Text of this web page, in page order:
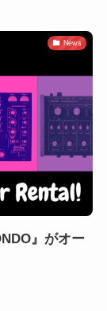
News
』がオー